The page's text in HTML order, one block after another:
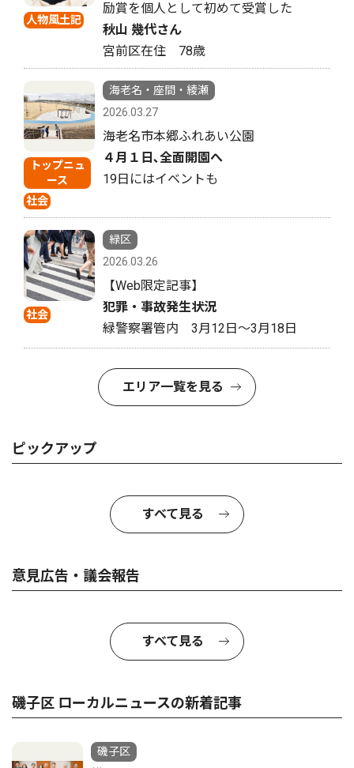
人物風土記
励賞を個人として初めて受賞した
秋山 幾代さん
宮前区在住 78歳
トップニュ
ース
社会
海老名・座間・綾瀬
2026.03.27
海老名市本郷ふれあい公園
４月１日､全面開園へ
19日にはイベントも
社会
緑区
2026.03.26
【Web限定記事】
犯罪・事故発生状況
緑警察署管内 3月12日〜3月18日
エリア一覧を見る
ピックアップ
すべて見る
意見広告・議会報告
すべて見る
磯子区 ローカルニュースの新着記事
磯子区